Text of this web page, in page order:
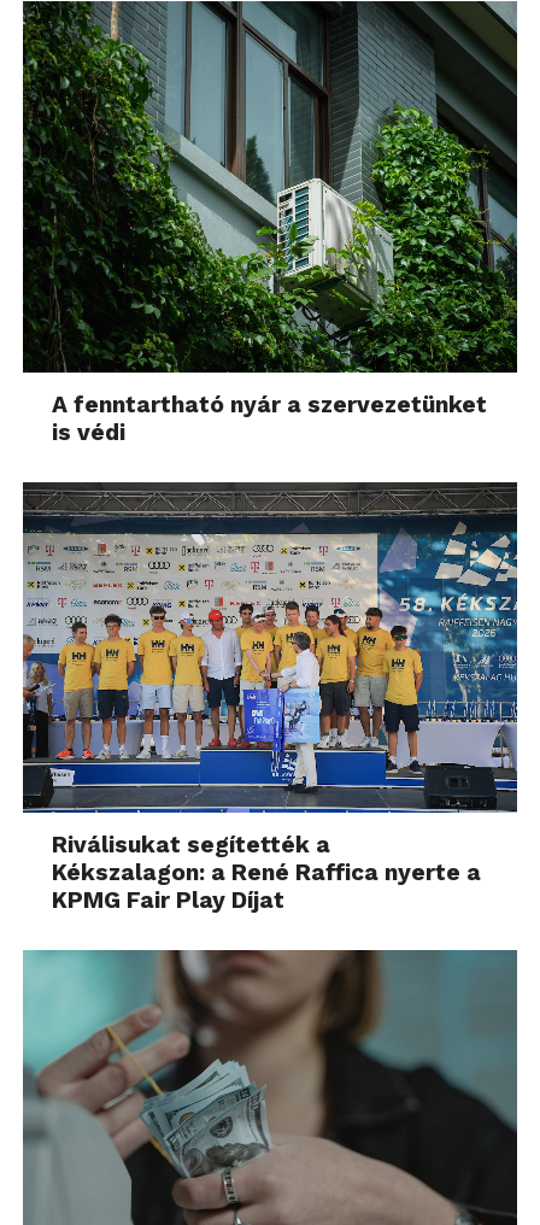
A fenntartható nyár a szervezetünket
is védi
Riválisukat segítették a
Kékszalagon: a René Raffica nyerte a
KPMG Fair Play Díjat